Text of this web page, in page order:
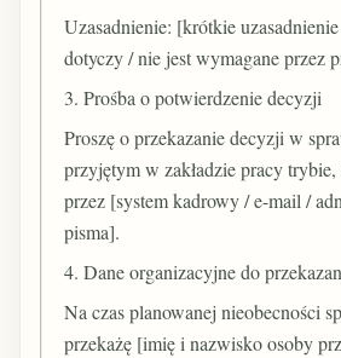
Uzasadnienie: [krótkie
dotyczy / nie jest wymagane przez
3. Prośba o potwierdzenie decyzji
Proszę o przekazanie decyzji w
przyjętym w zakładzie pracy
przez [system kadrowy / e-mail /
pisma].
4. Dane organizacyjne do
Na czas planowanej nieobecności
przekażę [imię i nazwisko osoby